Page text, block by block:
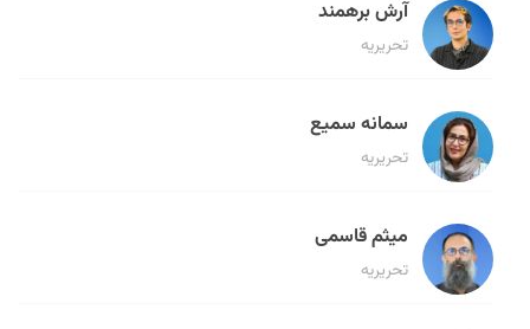
آرش برهمند
تحریریه
سمانه سمیع
تحریریه
میثم قاسمی
تحریریه